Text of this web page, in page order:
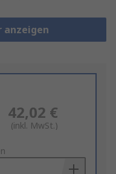
anzeigen
42,02 €
(inkl. MwSt.)